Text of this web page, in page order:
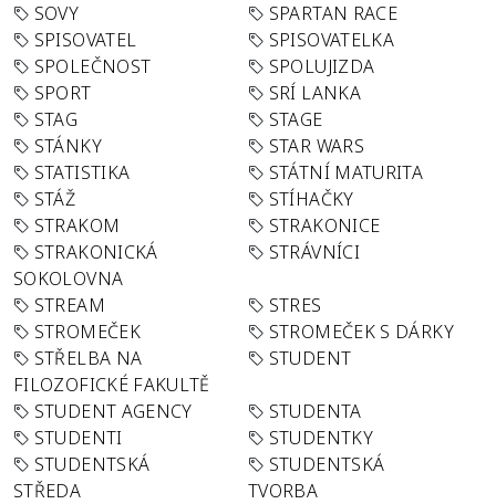
SOVY
SPARTAN RACE
SPISOVATEL
SPISOVATELKA
SPOLEČNOST
SPOLUJIZDA
SPORT
SRÍ LANKA
STAG
STAGE
STÁNKY
STAR WARS
STATISTIKA
STÁTNÍ MATURITA
STÁŽ
STÍHAČKY
STRAKOM
STRAKONICE
STRAKONICKÁ
SOKOLOVNA
STRÁVNÍCI
STREAM
STRES
STROMEČEK
STROMEČEK S DÁRKY
STŘELBA NA
FILOZOFICKÉ FAKULTĚ
STUDENT
STUDENT AGENCY
STUDENTA
STUDENTI
STUDENTKY
STUDENTSKÁ
STŘEDA
STUDENTSKÁ
TVORBA